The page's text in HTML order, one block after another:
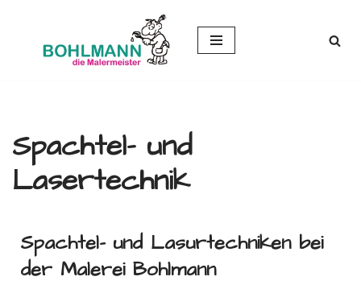
Spachtel- und
Lasertechnik
Spachtel- und Lasurtechniken bei
der Malerei Bohlmann